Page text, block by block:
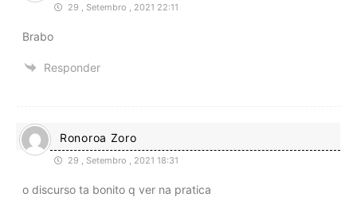
29 , Setembro , 2021 22:11
Brabo
Responder
Ronoroa Zoro
29 , Setembro , 2021 18:31
o discurso ta bonito q ver na pratica